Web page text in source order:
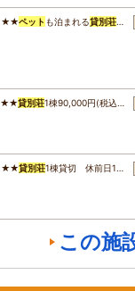
★★ペット も泊まれる貸別荘…
★★貸別荘1棟90,000円(税込…
★★貸別荘1棟貸切 休前日1…
この施